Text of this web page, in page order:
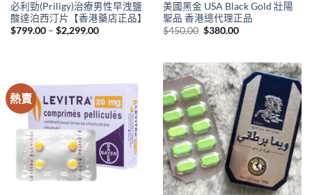
必利勁(Priligy)治療男性早洩鹽
酸達泊西汀片【香港藥店正品】
$799.00 – $2,299.00Price
美國黑金 USA Black Gold 壯陽
聖品 香港總代理正品
$450.00 Original
$380.00Current
熱賣